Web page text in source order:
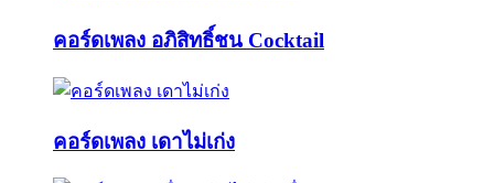
คอร์ดเพลง อภิสิทธิ์ชน Cocktail
คอร์ดเพลง เดาไม่เก่ง